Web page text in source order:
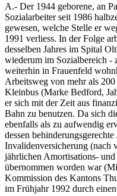
A.- Der 1944 geborene, an
Sozialarbeiter seit 1986
gewesen, welche Stelle er
1991 verliess. In der Folge
desselben Jahres im Spital
wiederum im Sozialbereich -
weiterhin in Frauenfeld
Arbeitsweg von mehr als
Kleinbus (Marke Bedford,
er sich mit der Zeit aus
Bahn zu benutzen. Da sich
ebenfalls als zu aufwendig
dessen
Invalidenversicherung (nach
jährlichen Amortisations-
übernommen worden war
Kommission des Kantons
im Frühjahr 1992 durch